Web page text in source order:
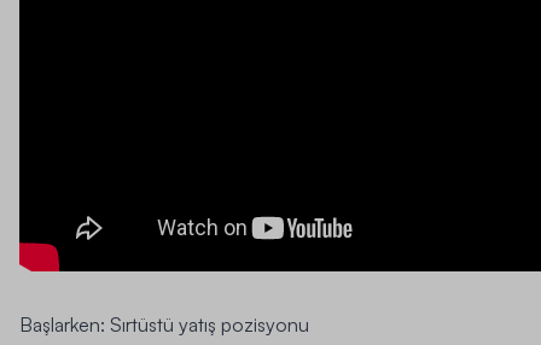
Başlarken: Sırtüstü yatış pozisyonu